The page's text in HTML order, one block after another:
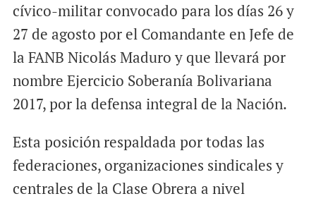
cívico-militar convocado para los días 26 y
27 de agosto por el Comandante en Jefe de
la FANB Nicolás Maduro y que llevará por
nombre Ejercicio Soberanía Bolivariana
2017, por la defensa integral de la Nación.
Esta posición respaldada por todas las
federaciones, organizaciones sindicales y
centrales de la Clase Obrera a nivel